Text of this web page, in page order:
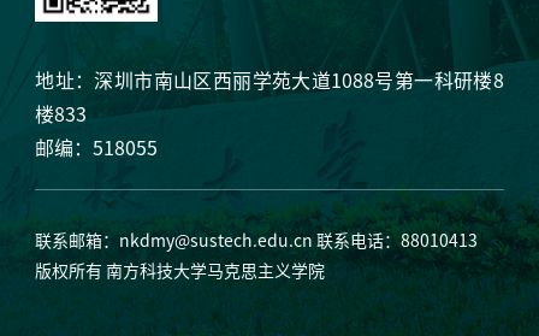
地址：深圳市南山区西丽学苑大道1088号第一科研楼8
楼833
邮编：518055
联系邮箱： nkdmy@sustech.edu.cn 联系电话：88010413
版权所有 南方科技大学马克思主义学院